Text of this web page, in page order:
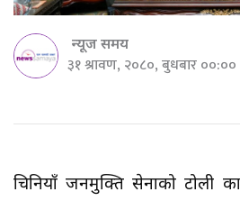
न्यूज समय
३१ श्रावण, २०८०, बुधबार ००:००
चिनियाँ जनमुक्ति सेनाको टोली